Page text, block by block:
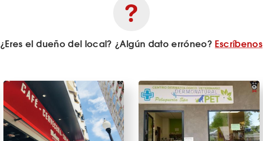
¿Eres el dueño del local? ¿Algún dato erróneo? Escríbenos